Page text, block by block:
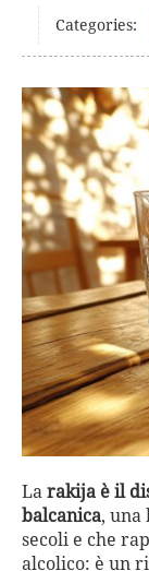
Categories:
La rakija è il
balcanica, una
secoli e che
alcolico: è un